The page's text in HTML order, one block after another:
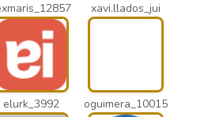
xavi.llados_jui
elurk_3992 oguimera_10015